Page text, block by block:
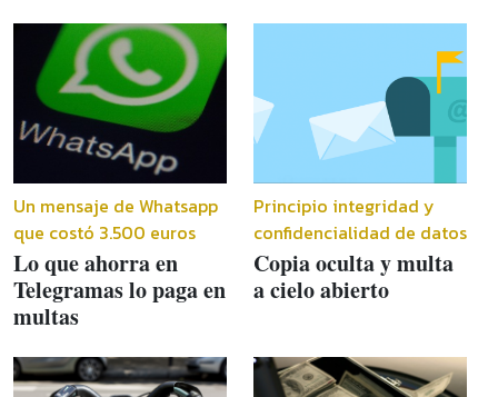
Un mensaje de Whatsapp
que costó 3.500 euros
Lo que ahorra en
Telegramas lo paga en
multas
Principio integridad y
confidencialidad de datos
Copia oculta y multa
a cielo abierto